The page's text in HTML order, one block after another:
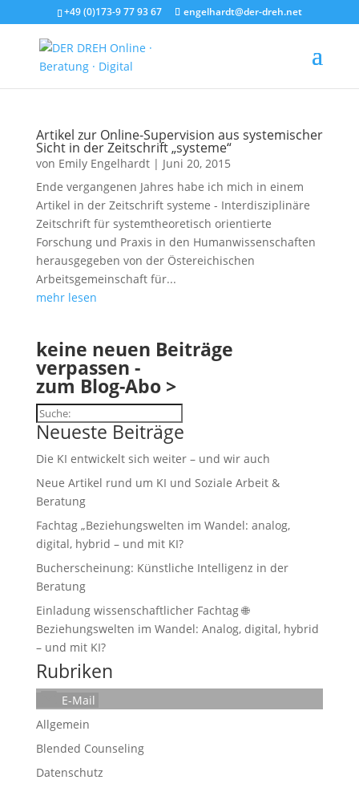
+49 (0)173-9 77 93 67 engelhardt@der-dreh.net
Artikel zur Online-Supervision aus systemischer
Sicht in der Zeitschrift „systeme“
von Emily Engelhardt| Juni 20, 2015
Ende vergangenen Jahres habe ich mich in einem
Artikel in der Zeitschrift systeme - Interdisziplinäre
Zeitschrift für systemtheoretisch orientierte
Forschung und Praxis in den Humanwissenschaften
herausgegeben von der Östereichischen
Arbeitsgemeinschaft für...
mehr lesen
keine neuen Beiträge
verpassen -
zum Blog-Abo >
Suchen
Neueste Beiträge
Die KI entwickelt sich weiter – und wir auch
Neue Artikel rund um KI und Soziale Arbeit &
Beratung
Fachtag „Beziehungswelten im Wandel: analog,
digital, hybrid – und mit KI?
Bucherscheinung: Künstliche Intelligenz in der
Beratung
Einladung wissenschaftlicher Fachtag 🌐
Beziehungswelten im Wandel: Analog, digital, hybrid
– und mit KI?
Rubriken
E-Mail
Allgemein
Blended Counseling
Datenschutz